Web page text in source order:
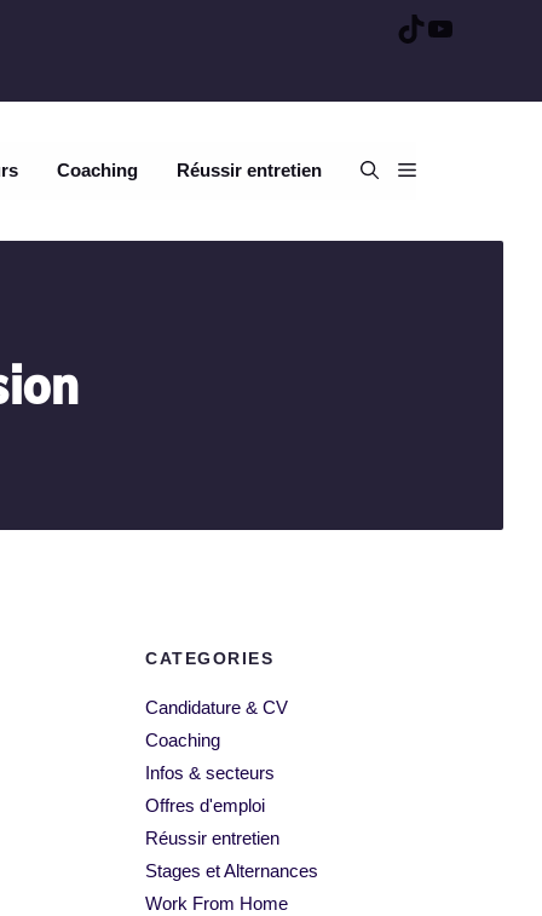
TikTokYouTube
Coaching Réussir entretien
CATEGORIES
Candidature & CV
Coaching
Infos & secteurs
Offres d'emploi
Réussir entretien
Stages et Alternances
Work From Home